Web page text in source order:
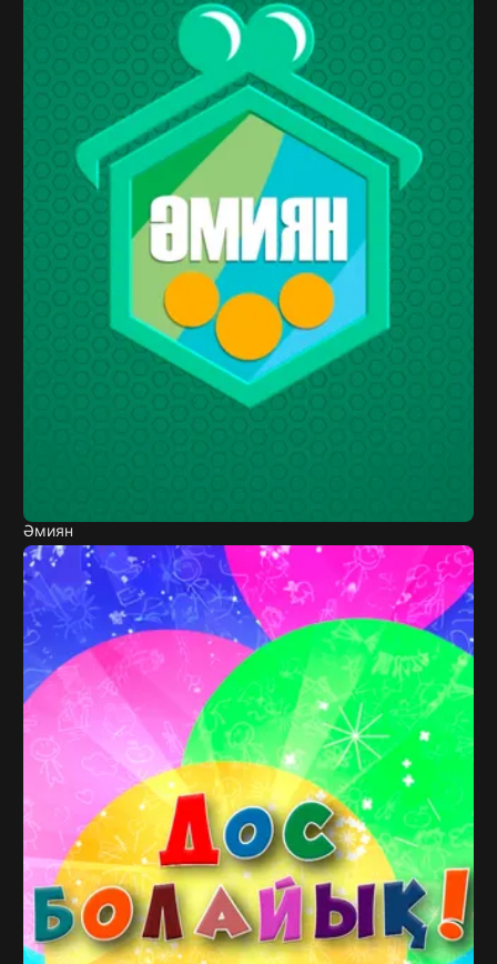
Әмиян